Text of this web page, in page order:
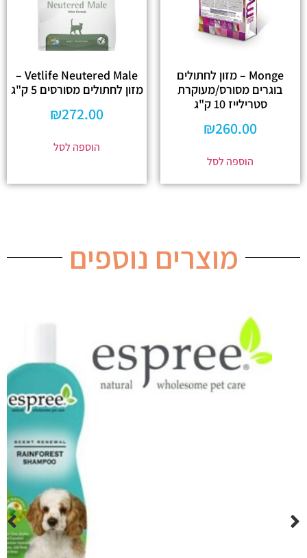
Monge – מזון לחתולים
בוגרים מסורס/מעוקרת
סטרילייז 10 ק"ג
₪260.00
הוספה לסל
Vetlife Neutered Male –
מזון לחתולים מסורסים 5 ק"ג
₪272.00
הוספה לסל
מוצרים נוספים